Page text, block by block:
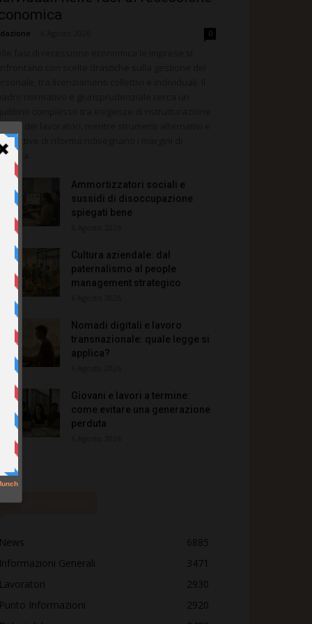
0
tutela dei lavoratori, mentre strumenti alternativi e
di riforma ridisegnano i margini di
Ammortizzatori sociali e
sussidi di disoccupazione
spiegati bene
Cultura aziendale: dal
paternalismo al people
management strategico
Nomadi digitali e lavoro
transnazionale: quale legge si
applica?
Giovani e lavori a termine:
come evitare una generazione
perduta
popolari
News
6885
Informazioni Generali
3471
Lavoratori
2930
Punto Informazioni
2920